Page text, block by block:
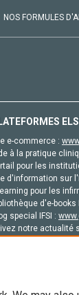
NOS FORMULES
e-commerce :
à la pratique
pour les
d'information sur
pour les
d'e-books
special IFSI :
notre actualité